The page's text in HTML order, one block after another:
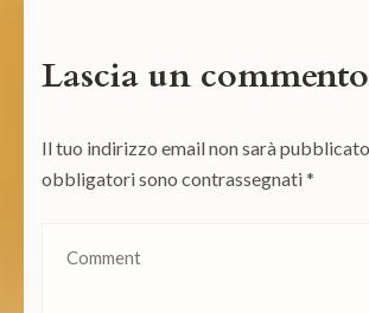
Lascia un commento
Il tuo indirizzo email non sarà
obbligatori sono contrassegnati*